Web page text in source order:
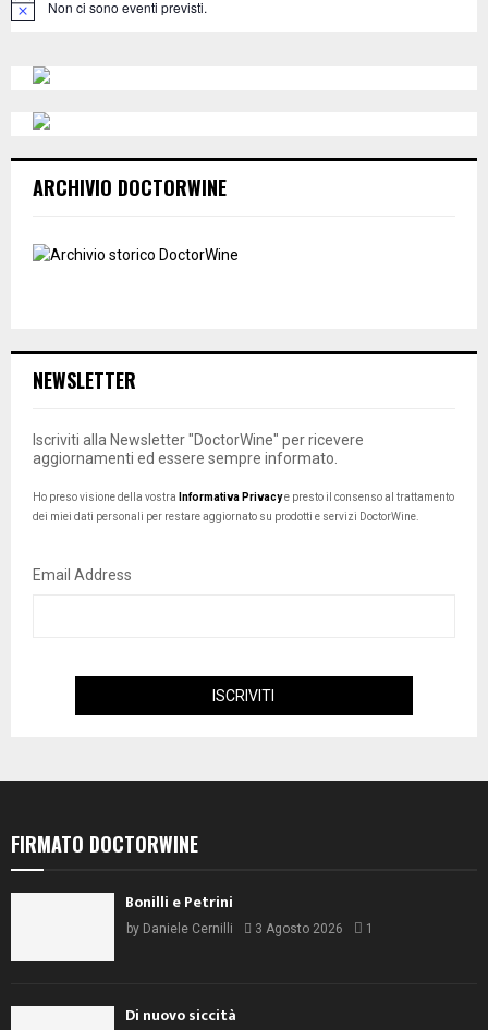
N
Non ci sono eventi previsti.
ARCHIVIO DOCTORWINE
NEWSLETTER
Iscriviti alla Newsletter "DoctorWine" per ricevere
aggiornamenti ed essere sempre informato.
Ho preso visione della vostra Informativa Privacye presto il consenso al trattamento
dei miei dati personali per restare aggiornato su prodotti e servizi DoctorWine.
Email Address
FIRMATO DOCTORWINE
Bonilli e Petrini
by Daniele Cernilli 3 Agosto 2026 1
Di nuovo siccità